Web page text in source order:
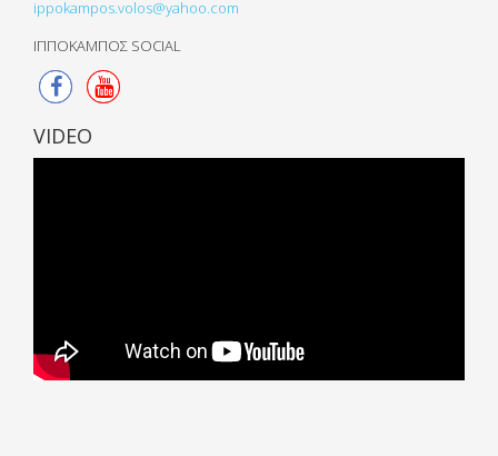
ippokampos.volos@yahoo.com
ΙΠΠΟΚΑΜΠΟΣ SOCIAL
VIDEO